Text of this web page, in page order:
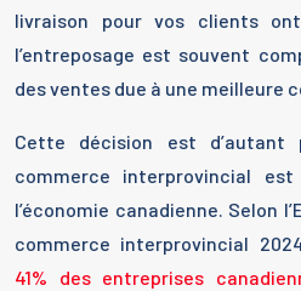
livraison pour vos clients
l’entreposage est souvent
des ventes due à une
Cette décision est
commerce interprovincial
l’économie canadienne. Selon
commerce interprovincial
41% des entreprises